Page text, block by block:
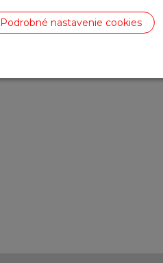
Podrobné nastavenie cookies